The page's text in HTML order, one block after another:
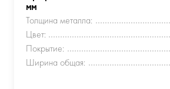
мм
Толщина металла:
Цвет:
Покрытие:
Ширина общая: